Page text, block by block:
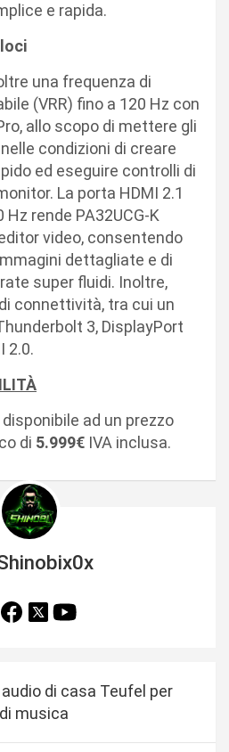
e rapida.
una frequenza di
(VRR) fino a 120 Hz con
allo scopo di mettere gli
condizioni di creare
ed eseguire controlli di
La porta HDMI 2.1
rende PA32UCG-K
video, consentendo
dettagliate e di
super fluidi. Inoltre,
connettività, tra cui un
3, DisplayPort
2.0.
disponibile ad un prezzo
di 5.999€ IVA inclusa.
di casa Teufel per
musica